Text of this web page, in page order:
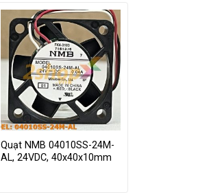
Quạt NMB 04010SS-24M-
AL, 24VDC, 40x40x10mm